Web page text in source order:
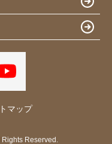
マップ
Reserved.